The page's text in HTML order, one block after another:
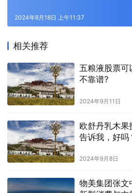
2024年8月18日 上午11:37
相关推荐
五粮液股票可
不靠谱?
2024年9月11日
欧舒丹乳木果
告诉我，好吗
2024年9月8日
物美集团张文